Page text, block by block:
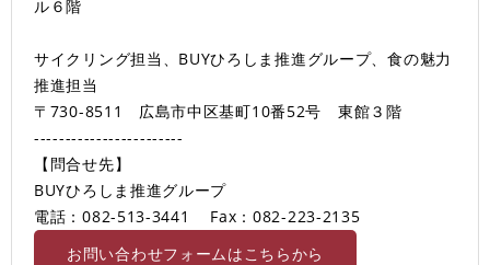
ル６階
サイクリング担当、BUYひろしま推進グループ、食の魅力
推進担当
〒730-8511 広島市中区基町10番52号 東館３階
------------------------
【問合せ先】
BUYひろしま推進グループ
電話：082-513-3441
Fax：082-223-2135
お問い合わせフォームはこちらから